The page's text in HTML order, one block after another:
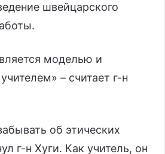
швейцарского
моделью и
– считает г-н
об этических
г-н Хуги. Как учитель, он